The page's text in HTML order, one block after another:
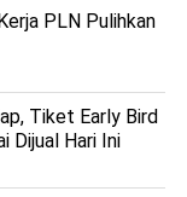
PLN Pulihkan
Tiket Early Bird
Dijual Hari Ini